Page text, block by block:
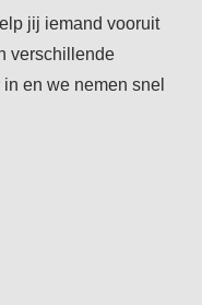
jij iemand vooruit
verschillende
en we nemen snel